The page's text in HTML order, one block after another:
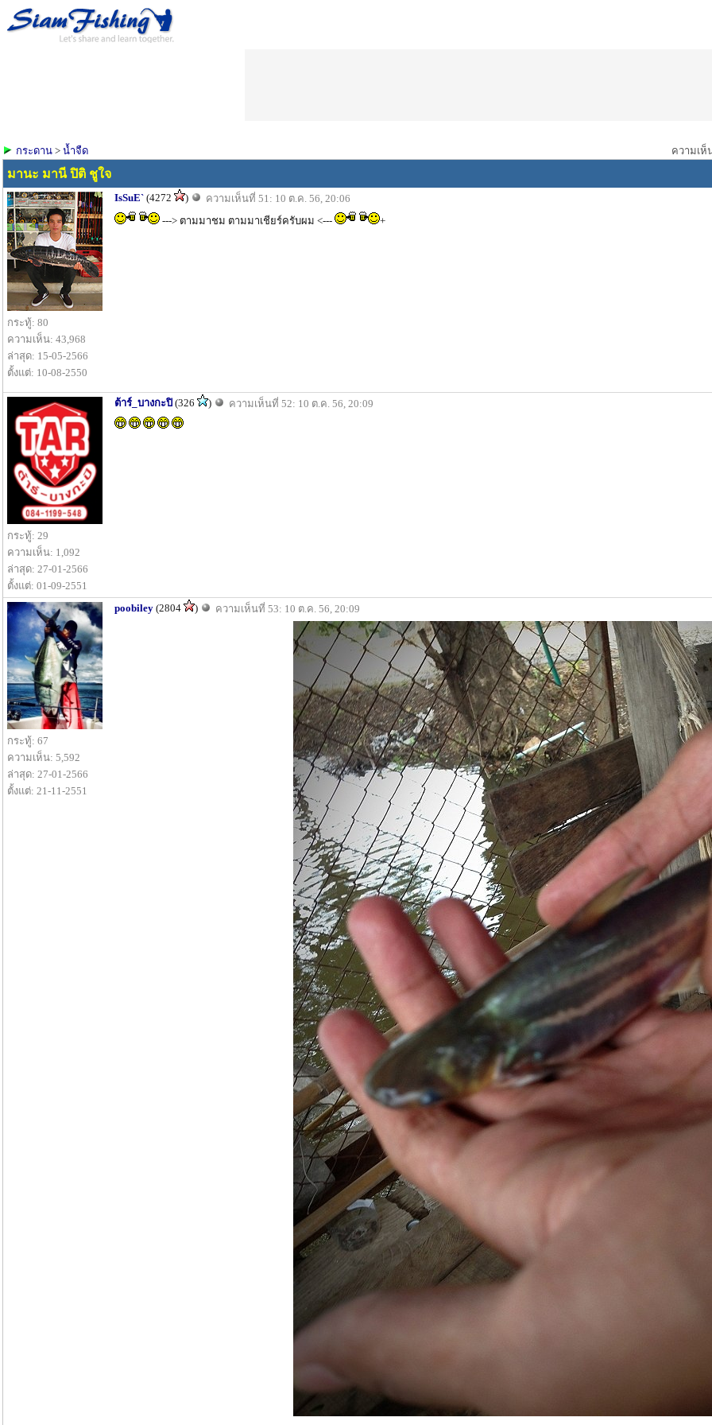
กระดาน > น้ำจืด ความเห็
มานะ มานี ปิติ ชูใจ
กระทู้: 80
ความเห็น: 43,968
ล่าสุด: 15-05-2566
ตั้งแต่: 10-08-2550
IsSuE` (4272 )
ความเห็นที่ 51: 10 ต.ค. 56, 20:06
---> ตามมาชม ตามมาเชียร์ครับผม <---
+
กระทู้: 29
ความเห็น: 1,092
ล่าสุด: 27-01-2566
ตั้งแต่: 01-09-2551
ต้าร์_บางกะปิ (326 ) ความเห็นที่ 52: 10 ต.ค. 56, 20:09
กระทู้: 67
ความเห็น: 5,592
ล่าสุด: 27-01-2566
ตั้งแต่: 21-11-2551
poobiley (2804 ) ความเห็นที่ 53: 10 ต.ค. 56, 20:09